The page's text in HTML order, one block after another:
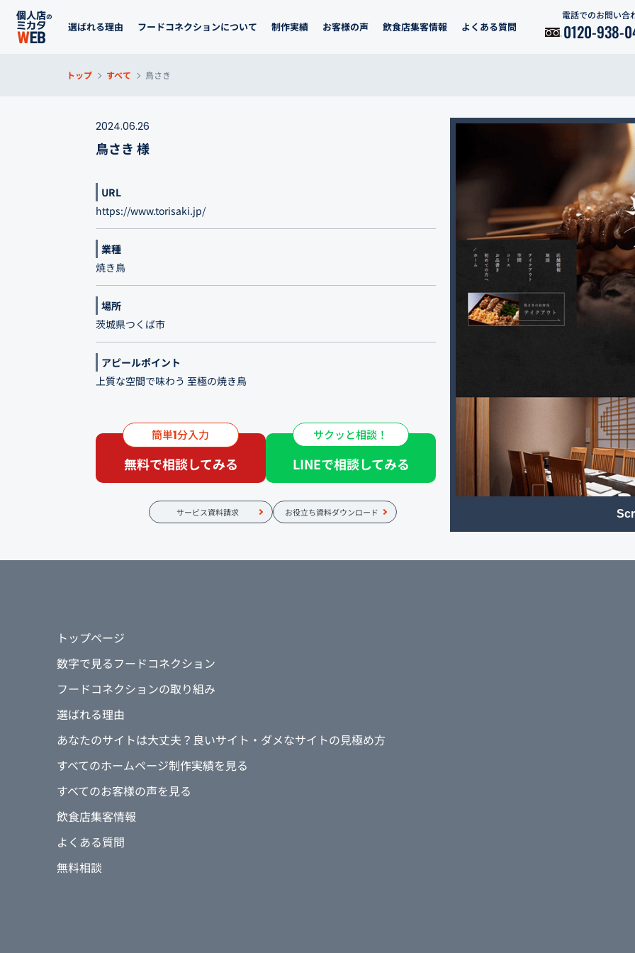
選ばれる理由 フードコネクションについて 制作実績 お客様の声 飲食店集客情報 よくある質問
電話でのお問い合
0120-938-
トップ すべて 鳥さき
2024.06.26
鳥さき 様
URL
https://www.torisaki.jp/
業種
焼き鳥
場所
茨城県つくば市
アピールポイント
上質な空間で味わう 至極の焼き鳥
簡単1分入力
無料で相談してみる
サクッと相談！
LINEで相談してみる
サービス資料請求 お役立ち資料ダウンロード
トップページ
数字で見るフードコネクション
フードコネクションの取り組み
選ばれる理由
あなたのサイトは大丈夫？良いサイト・ダメなサイトの見極め方
すべてのホームページ制作実績を見る
すべてのお客様の声を見る
飲食店集客情報
よくある質問
無料相談